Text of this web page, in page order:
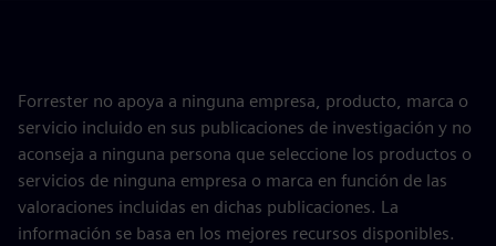
Forrester no apoya a ninguna empresa, producto, marca o
servicio incluido en sus publicaciones de investigación y no
aconseja a ninguna persona que seleccione los productos o
servicios de ninguna empresa o marca en función de las
valoraciones incluidas en dichas publicaciones. La
información se basa en los mejores recursos disponibles.